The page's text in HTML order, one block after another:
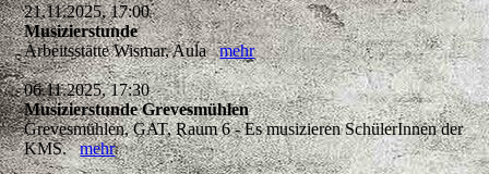
21.11.2025, 17:00
Musizierstunde
Arbeitsstätte Wismar, Aulamehr
06.11.2025, 17:30
Musizierstunde Grevesmühlen
Grevesmühlen, GAT, Raum 6 - Es musizieren SchülerInnen der
KMS.mehr